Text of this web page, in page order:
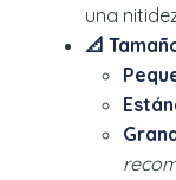
una
📐